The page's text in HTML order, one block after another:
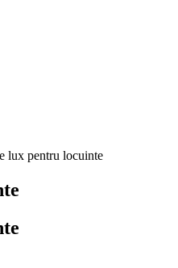
lux pentru locuinte